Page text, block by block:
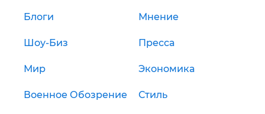
Блоги Мнение
Шоу-Биз Пресса
Мир Экономика
Военное Обозрение Стиль